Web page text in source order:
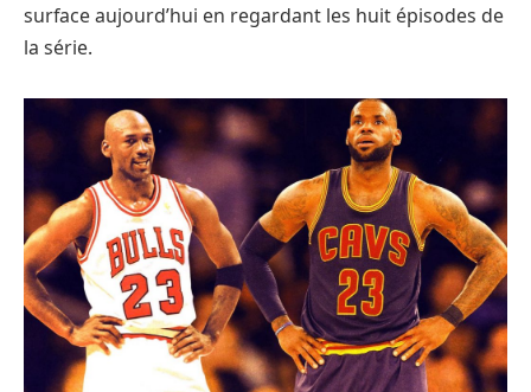
surface aujourd’hui en regardant les huit épisodes de
la série.